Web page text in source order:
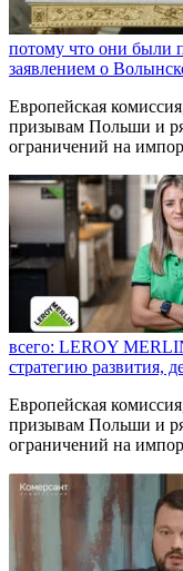
потому что они были
заявлением о
Европейская
призывам Польши и
ограничений на
всего: LEROY
стратегию развития,
Европейская
призывам Польши и
ограничений на